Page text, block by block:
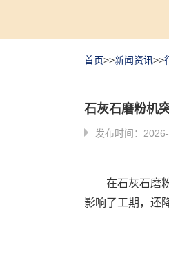
首页>>新闻资讯>>
石灰石磨粉机
发布时间：
在石灰石磨
影响了工期，还